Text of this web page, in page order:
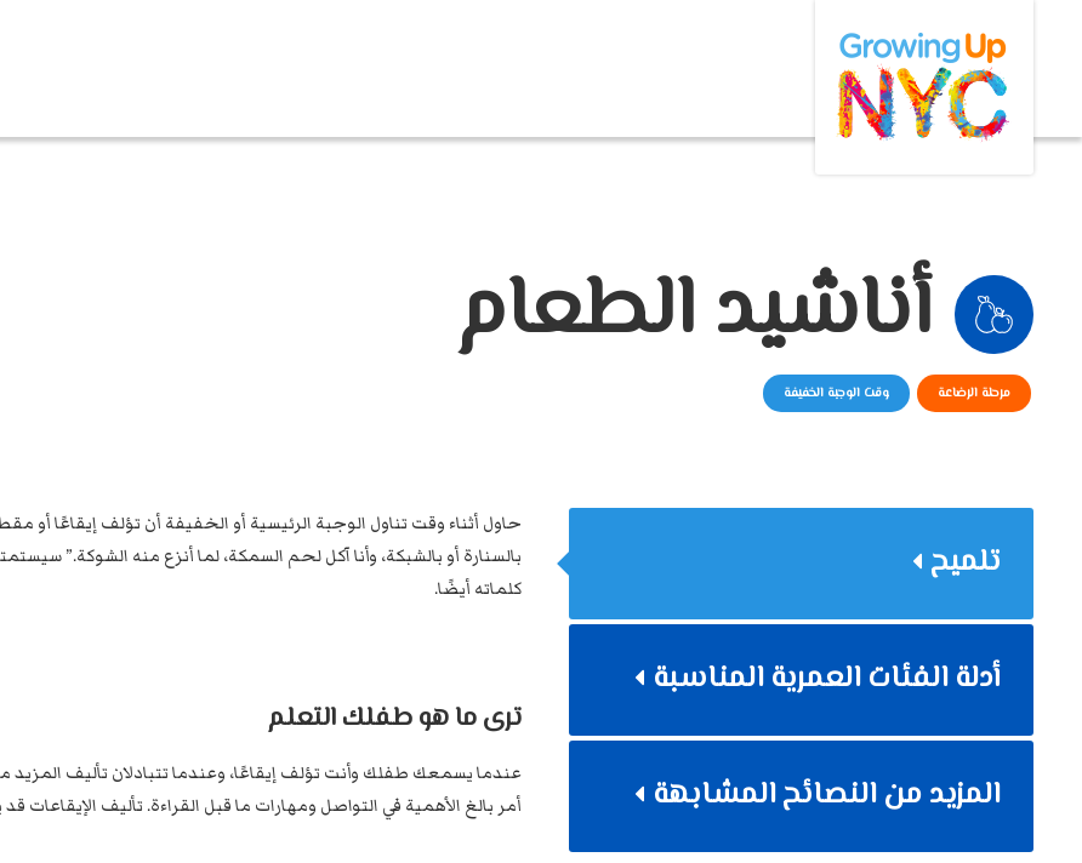
أناشيد الطعام
مرحلة الرضاعة وقت الوجبة الخفيفة
تلميح
أدلة الفئات العمرية المناسبة
المزيد من النصائح المشابهة
حاول أثناء وقت تناول الوجبة الرئيسية أو الخفيفة أن تؤلف إيقاعًا أو
بالسنارة أو بالشبكة، وأنا آكل لحم السمكة، لما أنزع منه الشوكة.”
كلماته أيضًا.
ترى ما هو طفلك التعلم
عندما يسمعك طفلك وأنت تؤلف إيقاعًا، وعندما تتبادلان تأليف المزيد
أمر بالغ الأهمية في التواصل ومهارات ما قبل القراءة. تأليف